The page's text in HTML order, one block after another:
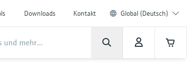
Downloads Kontakt Global (Deutsch)